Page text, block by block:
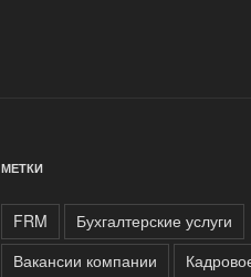
МЕТКИ
FRM
Бухгалтерские услуги
Вакансии компании